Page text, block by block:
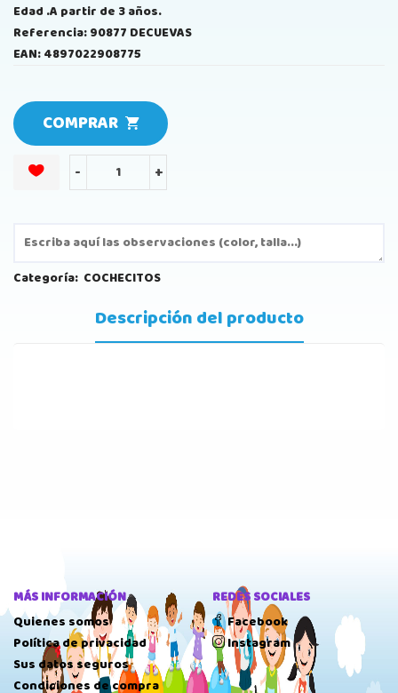
Edad .A partir de 3 años.
Referencia: 90877 DECUEVAS
EAN: 4897022908775
COMPRAR
- +
Categoría: COCHECITOS
Descripción del producto
MÁS INFORMACIÓN
Quienes somos
Política de privacidad
Sus datos seguros
Condiciones de compra
REDES SOCIALES
Facebook
Instagram